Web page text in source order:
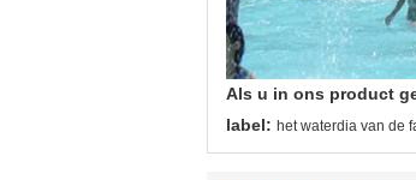
Als u in ons product
label: het waterdia van de